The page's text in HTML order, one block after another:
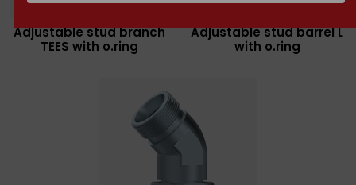
Adjustable stud branch
TEES with o.ring
Adjustable stud barrel L
with o.ring